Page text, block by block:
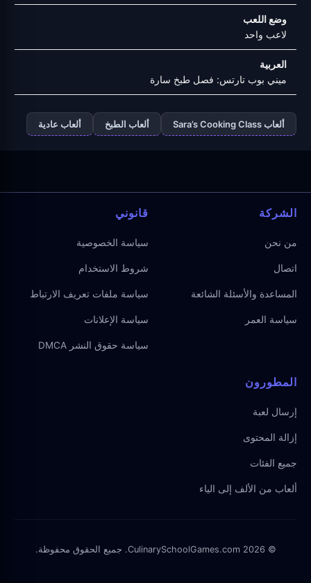
وضع اللعب
لاعب واحد
العربية
ميني بوب تارتس: فصل طبخ سارة
ألعاب Sara’s Cooking Class ألعاب الطبخ ألعاب عادية
الشركة
من نحن
اتصال
المساعدة والأسئلة الشائعة
سياسة العمر
قانوني
سياسة الخصوصية
شروط الاستخدام
سياسة ملفات تعريف الارتباط
سياسة الإعلانات
سياسة حقوق النشر DMCA
المطورون
إرسال لعبة
إزالة المحتوى
جميع الفئات
ألعاب من الألف إلى الياء
© 2026 CulinarySchoolGames.com. جميع الحقوق محفوظة.